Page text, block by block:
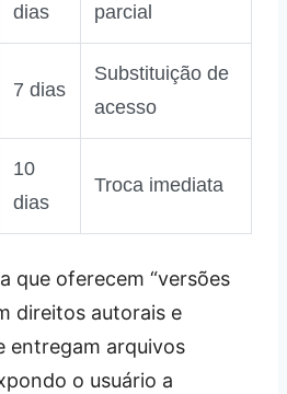
dias
parcial
7 dias
Substituição de
acesso
10
dias
Troca imediata
que oferecem “versões
direitos autorais e
entregam arquivos
o usuário a